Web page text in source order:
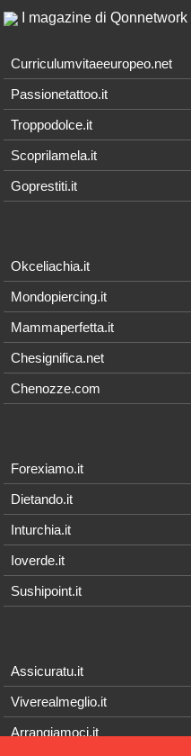
I magazine di Qonnetwork
Curriculumvitaeeuropeo.net
Passionetattoo.it
Troppodolce.it
Scoprilamela.it
Goprestiti.it
Okceliachia.it
Mondopiercing.it
Mammaperfetta.it
Chesignifica.net
Chenozze.com
Forexiamo.it
Dietando.it
Inturchia.it
Ioverde.it
Sushipoint.it
Assicuratu.it
Viverealmeglio.it
Arrangiamoci.it